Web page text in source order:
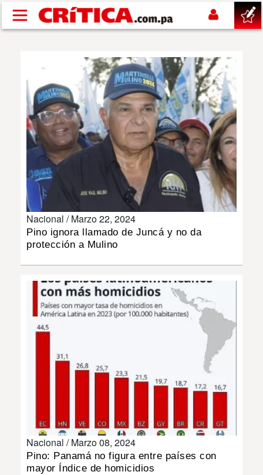
Pasar al contenido principal
SUCESOS
NACIONAL
POLÍTICA
DEPORTES
MUNDO
INSÓLITAS
MULTIMEDIA
Nacional /Marzo 22, 2024
Pino ignora llamado de Juncá y no da
protección a Mulino
Nacional /Marzo 08, 2024
Pino: Panamá no figura entre países con
mayor Índice de homicidios